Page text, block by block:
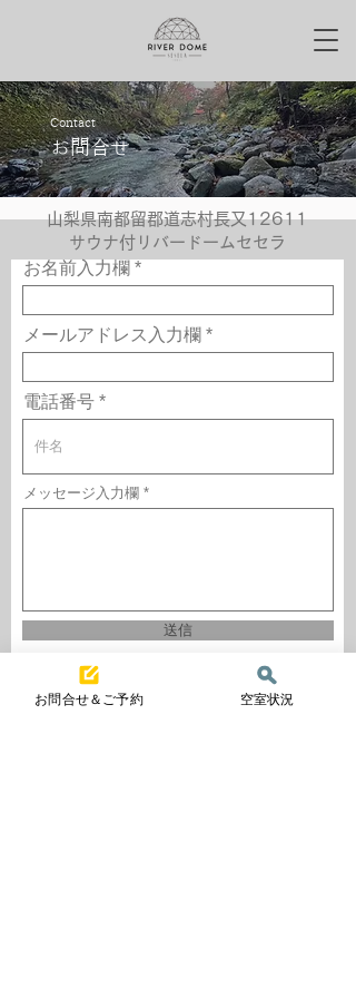
​お問合せ
Contact
山梨県南都留郡道志村長又12611
サウナ付リバードームセセラ
お名前入力欄
メールアドレス入力欄
電話番号
メッセージ入力欄
送信
お問合せ＆ご予約 空室状況